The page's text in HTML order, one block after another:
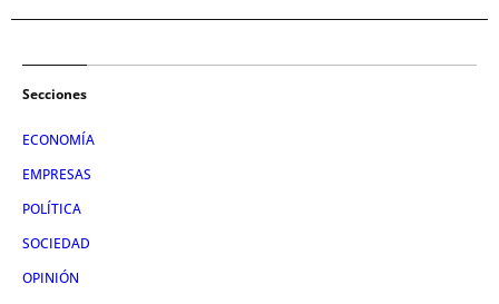
Secciones
ECONOMÍA
EMPRESAS
POLÍTICA
SOCIEDAD
OPINIÓN